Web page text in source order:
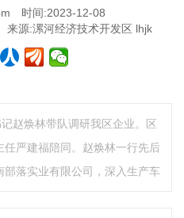
时间:2023-12-08
来源:漯河经济技术开发区 lhjk
赵焕林带队调研我区企业。区
严建福陪同。赵焕林一行先后
落实业有限公司，深入生产车